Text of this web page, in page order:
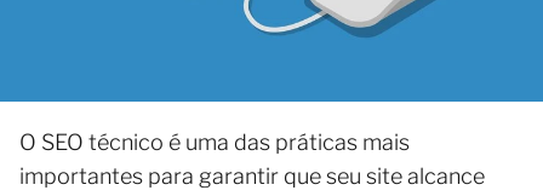
O SEO técnico é uma das práticas mais
importantes para garantir que seu site alcance